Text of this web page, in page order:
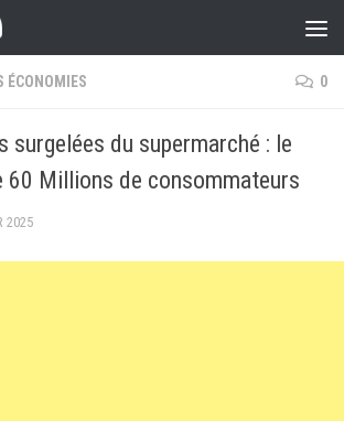
ÉCONOMIES 0
surgelées du supermarché : le
60 Millions de consommateurs
2025